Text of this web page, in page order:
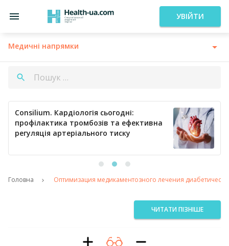
УВІЙТИ
Медичні напрямки
Consilium. Кардіологія сьогодні:
профілактика тромбозів та ефективна
регуляція артеріального тиску
Головна Оптимизация медикаментозного лечения
ЧИТАТИ ПІЗНІШЕ